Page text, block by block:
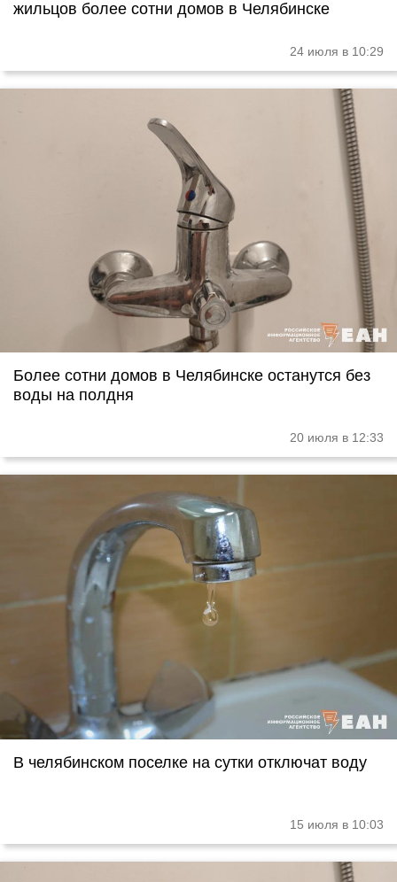
жильцов более сотни домов в Челябинске
24 июля в 10:29
Более сотни домов в Челябинске останутся без
воды на полдня
20 июля в 12:33
В челябинском поселке на сутки отключат воду
15 июля в 10:03